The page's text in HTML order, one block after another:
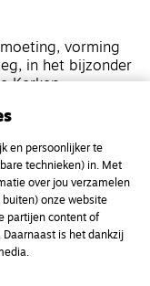
vorming
in het bijzonder
Kerken.
en persoonlijker te
technieken) in. Met
over jou verzamelen
onze website
partijen content of
is het dankzij